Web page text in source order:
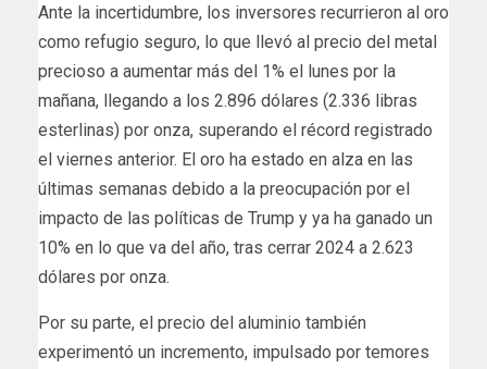
Ante la incertidumbre, los inversores recurrieron al oro
como refugio seguro, lo que llevó al precio del metal
precioso a aumentar más del 1% el lunes por la
mañana, llegando a los 2.896 dólares (2.336 libras
esterlinas) por onza, superando el récord registrado
el viernes anterior. El oro ha estado en alza en las
últimas semanas debido a la preocupación por el
impacto de las políticas de Trump y ya ha ganado un
10% en lo que va del año, tras cerrar 2024 a 2.623
dólares por onza.
Por su parte, el precio del aluminio también
experimentó un incremento, impulsado por temores